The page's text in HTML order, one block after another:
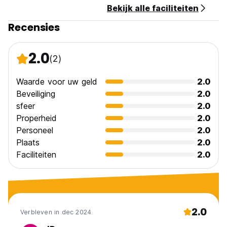
uur geen geluiden 21.00 uur elke dag
Bekijk alle faciliteiten
Recensies
2.0(2)
Waarde voor uw geld
2.0
Beveiliging
2.0
sfeer
2.0
Properheid
2.0
Personeel
2.0
Plaats
2.0
Faciliteiten
2.0
Verbleven in dec 2024 2.0